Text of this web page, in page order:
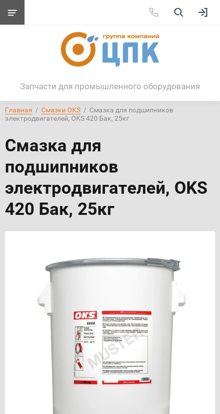
Запчасти для промышленного оборудования
Главная
  /
Смазки OKS
  /  Смазка для подшипников
электродвигателей, OKS 420 Бак, 25кг
Смазка для
подшипников
электродвигателей, OKS
420 Бак, 25кг